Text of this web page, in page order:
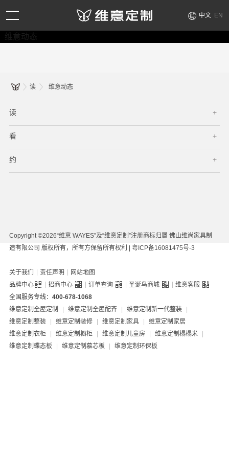
中文 EN
维意动态
读 维意动态
读
看
约
Copyright ©2026“维意 WAYES”及“维意定制”注册商标归属 佛山维尚家具制
造有限公司 版权所有，所有方保留所有权利 | 粤ICP备16081475号-3
关于我们 | 责任声明 | 网站地图
品牌中心
| 招商中心 | 订单查询 | 圣诞鸟商城 | 维意客服
全国服务专线： 400-678-1068
维意定制全屋定制
| 维意定制全屋配齐 | 维意定制新一代整装
|
维意定制整装
| 维意定制装修 | 维意定制家具 |
维意定制家居
维意定制衣柜
| 维意定制橱柜 | 维意定制儿童房 | 维意定制榻榻米
|
维意定制蝶态板
| 维意定制慕芯板 | 维意定制环保板